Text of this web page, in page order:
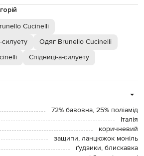
Cucinelli
силуету
Одяг Brunello Cucinelli
Спідниці-а-силуету
72% бавовна, 25% поліамід
Італія
коричневий
защипи, ланцюжок моніль
ґудзики, блискавка